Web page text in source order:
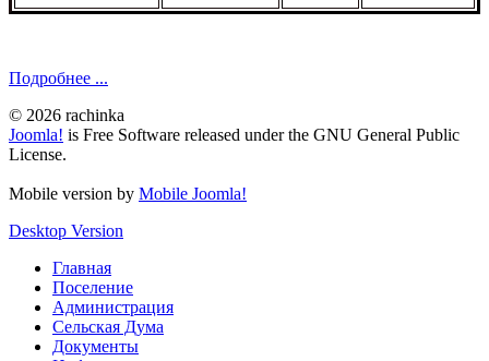
Подробнее ...
© 2026 rachinka
Joomla! is Free Software released under the GNU General Public
License.
Mobile version by Mobile Joomla!
Desktop Version
Главная
Поселение
Администрация
Сельская Дума
Документы